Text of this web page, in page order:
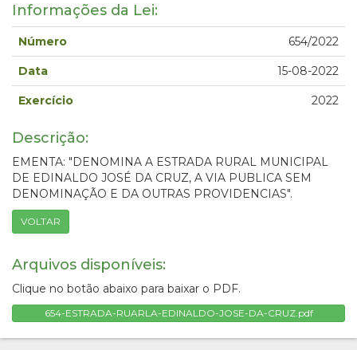
Informações da Lei:
Número 654/2022
Data 15-08-2022
Exercício 2022
Descrição:
EMENTA: "DENOMINA A ESTRADA RURAL MUNICIPAL
DE EDINALDO JOSÉ DA CRUZ, A VIA PUBLICA SEM
DENOMINAÇÃO E DA OUTRAS PROVIDENCIAS".
VOLTAR
Arquivos disponíveis:
Clique no botão abaixo para baixar o PDF.
654-ESTRADA-RUARLA-EDINALDO-JOSE-DA-CRUZ.pdf